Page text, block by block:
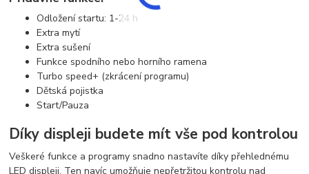
Odložení startu: 1-24 h
Extra mytí
Extra sušení
Funkce spodního nebo horního ramena
Turbo speed+ (zkrácení programu)
Dětská pojistka
Start/Pauza
Díky displeji budete mít vše pod kontrolou
Veškeré funkce a programy snadno nastavíte díky přehlednému
LED displeji. Ten navíc umožňuje nepřetržitou kontrolu nad